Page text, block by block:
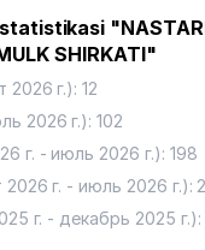
SHIRKATI"
2026 г.): 12
2026 г.): 102
г. - июль 2026 г.): 198
г. - июль 2026 г.):
г. - декабрь 2025